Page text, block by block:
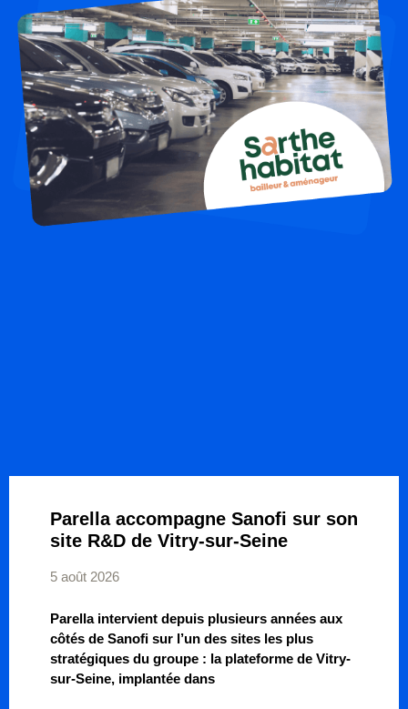
Parella accompagne Sanofi sur son
site R&D de Vitry-sur-Seine
5 août 2026
Parella intervient depuis plusieurs années aux
côtés de Sanofi sur l’un des sites les plus
stratégiques du groupe : la plateforme de Vitry-
sur-Seine, implantée dans